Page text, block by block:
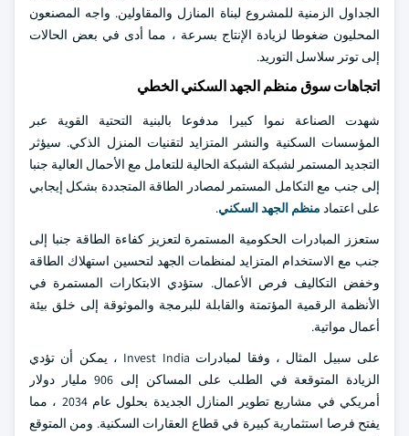
الجداول الزمنية للمشروع لبناة المنازل والمقاولين. واجه المصنعون
المحليون ضغوطا لزيادة الإنتاج بسرعة ، مما أدى في بعض الحالات
إلى توتر سلاسل التوريد.
اتجاهات سوق منظم الجهد السكني الخطي
شهدت الصناعة نموا كبيرا مدفوعا بالبنية التحتية القوية عبر
المؤسسات السكنية والنشر المتزايد لتقنيات المنزل الذكي. سيؤثر
التجديد المستمر لشبكة الشبكة الحالية للتعامل مع الأحمال العالية جنبا
إلى جنب مع التكامل المستمر لمصادر الطاقة المتجددة بشكل إيجابي
على اعتماد منظم الجهد السكني.
ستعزز المبادرات الحكومية المستمرة لتعزيز كفاءة الطاقة جنبا إلى
جنب مع الاستخدام المتزايد لمنظمات الجهد لتحسين استهلاك الطاقة
وخفض التكاليف فرص الأعمال. ستؤدي الابتكارات المستمرة في
الأنظمة الرقمية المؤتمتة والقابلة للبرمجة والموثوقة إلى خلق بيئة
أعمال مواتية.
على سبيل المثال ، وفقا لمبادرات Invest India ، يمكن أن تؤدي
الزيادة المتوقعة في الطلب على المساكن إلى 906 مليار دولار
أمريكي في مشاريع تطوير المنازل الجديدة بحلول عام 2034 ، مما
يفتح فرصا استثمارية كبيرة في قطاع العقارات السكنية. ومن المتوقع